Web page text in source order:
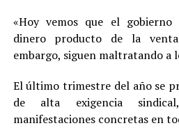
«Hoy vemos que el gobierno
dinero producto de la
embargo, siguen maltratando a
El último trimestre del año se
de alta exigencia
manifestaciones concretas en